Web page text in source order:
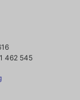
462 545